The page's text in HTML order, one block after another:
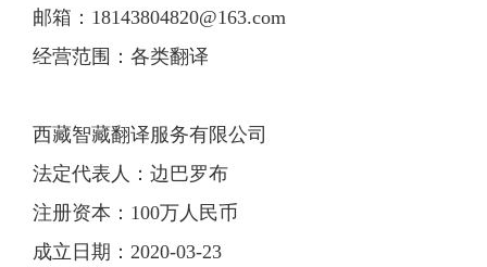
邮箱： 18143804820@163.com
经营范围：各类翻译
西藏智藏翻译服务有限公司
法定代表人：边巴罗布
注册资本：100万人民币
成立日期：2020-03-23